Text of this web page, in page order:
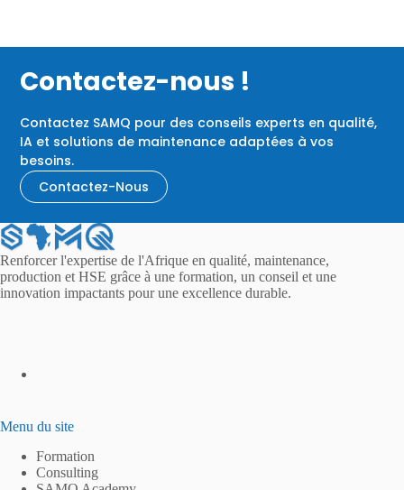
Contactez-nous !
Contactez SAMQ pour des conseils experts en qualité,
IA et solutions de maintenance adaptées à vos
besoins.
Contactez-Nous
Renforcer l'expertise de l'Afrique en qualité, maintenance,
production et HSE grâce à une formation, un conseil et une
innovation impactants pour une excellence durable.
Menu du site
Formation
Consulting